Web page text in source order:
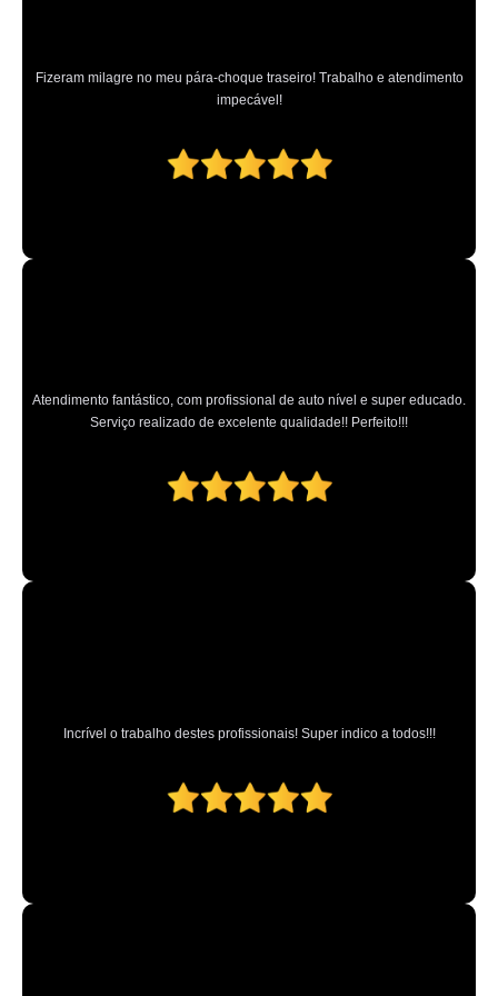
qual o valor de higienização automotiva com ozônio Parque Peruche
onde fazer higienização automotiva externa Tremembé
higienização automotiva externa Jundiaí
higienização de estofados de carros preços Catanduva
qual o valor de higienização automotiva completa Osasco
higienização de carros Mairiporã
onde fazer higienização automotiva enchente Parada Inglesa
onde fazer higienização de estofados de carros Cantareira
qual o valor de higienização de estofados de carros São Paulo
Fizeram milagre no meu pára-choque traseiro! Trabalho e atendimento
impecável!
Atendimento fantástico, com profissional de auto nível e super educado.
Serviço realizado de excelente qualidade!! Perfeito!!!
Incrível o trabalho destes profissionais! Super indico a todos!!!